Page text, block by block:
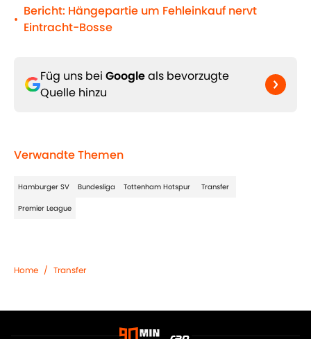
•
Bericht: Hängepartie um Fehleinkauf nervt
Eintracht-Bosse
Füg uns bei Googleals bevorzugte
Quelle hinzu
Verwandte Themen
Hamburger SV Bundesliga Tottenham Hotspur Transfer
Premier League
Home / Transfer